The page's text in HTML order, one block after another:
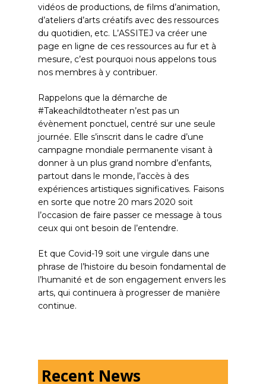
vidéos de productions, de films d’animation,
d’ateliers d’arts créatifs avec des ressources
du quotidien, etc. L’ASSITEJ va créer une
page en ligne de ces ressources au fur et à
mesure, c’est pourquoi nous appelons tous
nos membres à y contribuer.
Rappelons que la démarche de
#Takeachildtotheater n’est pas un
évènement ponctuel, centré sur une seule
journée. Elle s’inscrit dans le cadre d’une
campagne mondiale permanente visant à
donner à un plus grand nombre d’enfants,
partout dans le monde, l’accès à des
expériences artistiques significatives. Faisons
en sorte que notre 20 mars 2020 soit
l’occasion de faire passer ce message à tous
ceux qui ont besoin de l’entendre.
Et que Covid-19 soit une virgule dans une
phrase de l’histoire du besoin fondamental de
l’humanité et de son engagement envers les
arts, qui continuera à progresser de manière
continue.
Recent News